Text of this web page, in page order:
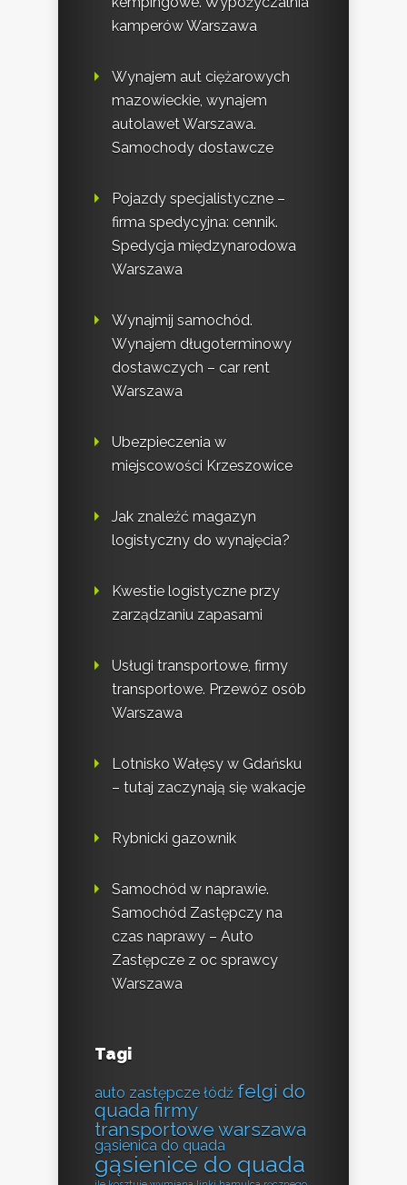
kamperów Warszawa
Wynajem aut ciężarowych
mazowieckie, wynajem
autolawet Warszawa.
Samochody dostawcze
Pojazdy specjalistyczne –
firma spedycyjna: cennik.
Spedycja międzynarodowa
Warszawa
Wynajmij samochód.
Wynajem długoterminowy
dostawczych – car rent
Warszawa
Ubezpieczenia w
miejscowości Krzeszowice
Jak znaleźć magazyn
logistyczny do wynajęcia?
Kwestie logistyczne przy
zarządzaniu zapasami
Usługi transportowe, firmy
transportowe. Przewóz osób
Warszawa
Lotnisko Wałęsy w Gdańsku
– tutaj zaczynają się wakacje
Rybnicki gazownik
Samochód w naprawie.
Samochód Zastępczy na
czas naprawy – Auto
Zastępcze z oc sprawcy
Warszawa
Tagi
auto zastępcze łódź felgi do
quada firmy
transportowe warszawa
gąsienica do quada
gąsienice do quada